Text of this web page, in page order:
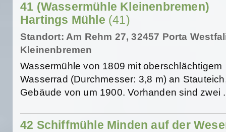
41 (Wassermühle Kleinenbremen)
Hartings Mühle (41)
Standort: Am Rehm 27, 32457 Porta
Kleinenbremen
Wassermühle von 1809 mit oberschlächtigem
Wasserrad (Durchmesser: 3,8 m) an
Gebäude von um 1900. Vorhanden sind zwei
42 Schiffmühle Minden auf der